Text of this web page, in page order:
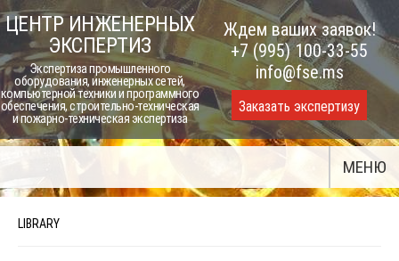
Skip
to
content
ЦЕНТР ИНЖЕНЕРНЫХ
ЭКСПЕРТИЗ
Экспертиза промышленного
оборудования, инженерных сетей,
компьютерной техники и программного
обеспечения, строительно-техническая
и пожарно-техническая экспертиза
Ждем ваших заявок!
+7 (995) 100-33-55
info@fse.ms
Заказать экспертизу
МЕНЮ
LIBRARY